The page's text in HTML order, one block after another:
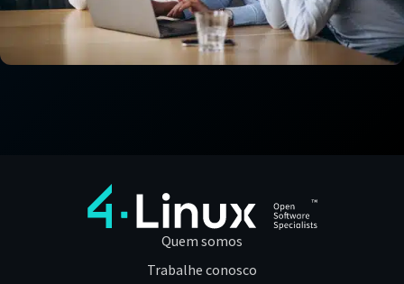
Quem somos
Trabalhe conosco